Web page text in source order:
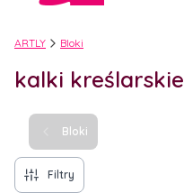
ARTLY Bloki
kalki kreślarskie
Bloki
Filtry